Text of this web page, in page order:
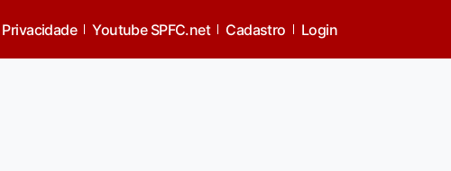
Privacidade Youtube SPFC.net Cadastro Login